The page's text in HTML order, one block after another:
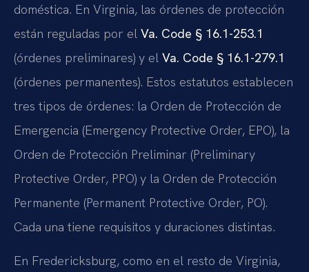
doméstica. En Virginia, las órdenes de protección
están reguladas por el Va. Code § 16.1-253.1
(órdenes preliminares) y el Va. Code § 16.1-279.1
(órdenes permanentes). Estos estatutos establecen
tres tipos de órdenes: la Orden de Protección de
Emergencia (Emergency Protective Order, EPO), la
Orden de Protección Preliminar (Preliminary
Protective Order, PPO) y la Orden de Protección
Permanente (Permanent Protective Order, PO).
Cada una tiene requisitos y duraciones distintas.
En Fredericksburg, como en el resto de Virginia,